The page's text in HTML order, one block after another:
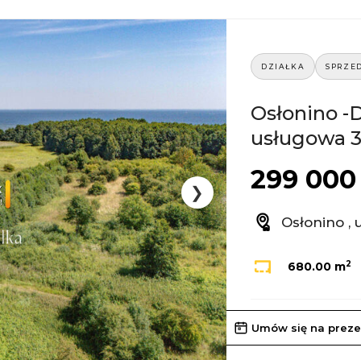
❯
DZIAŁKA
Osłonino -
usługowa
299 000
Osłonino ,
680.00 m2
Umów się na